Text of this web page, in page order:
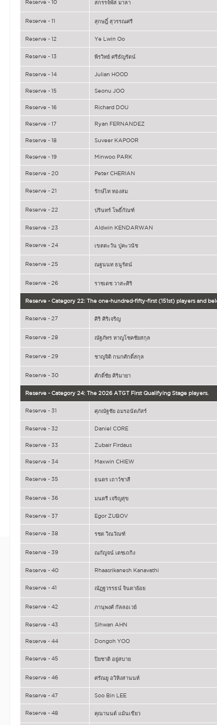
Reserve - 10 สกรรจ์พัส มาลา
Reserve - 11 สุกษฎิ์ สุวรรณศรี
Reserve - 12 Ye Lwin Oo
Reserve - 13 พีรวิทย์ ศรีธัญรัตน์
Reserve - 14 Julian HOOD
Reserve - 15 Seonu JOO
Reserve - 16 Richard DOU
Reserve - 17 Ryan FERNANDEZ
Reserve - 18 Suveer KAPOOR
Reserve - 19 Minwoo PARK
Reserve - 20 Peter CHERIAN
Reserve - 21 รักษ์ไท ทองสม
Reserve - 22 ปรินทร์ โพธิ์กัณฑ์
Reserve - 23 Aldwin KENDARWAN
Reserve - 24 เขตตะวัน ปูคะวนัช
Reserve - 25 ณฐนนท ธนูรัตน์
Reserve - 26 ราชเดช วาสะศิริ
Reserve - Category 22: The one-hundred-fifty-first (151st) players and
Reserve - 27 ศิริ ศิริเจริญ
Reserve - 28 ณัฐภัทร หาญโชคชัยสกุล
Reserve - 29 ชาญจิติ กนกศักดิ์สกุล
Reserve - 30 ศักดิ์ชัย ศิริมายา
Reserve - Category 24: The 2026 ATGT First Qualifying Stage players.
Reserve - 31 ศุภณัฐชัย อมรอนัตภัสร์
Reserve - 32 Daniel CORE
Reserve - 33 Zubair Firdaus
Reserve - 34 Maxwin CHIEW
Reserve - 35 ธนดร เถาว์ชาสี
Reserve - 36 มนตรี เจริญสุข
Reserve - 37 Egor ZUBOV
Reserve - 38 รชต วิณวัณฑ์
Reserve - 39 ณกัญจน์ เตชเถกิง
Reserve - 40 Rhaasrikanesh Kanavathi
Reserve - 41 ณัฏฐวรรธน์ จินดาย้อย
Reserve - 42 ภานุพงศ์ กัลลอเวย์
Reserve - 43 Sihwan AHN
Reserve - 44 Dongoh YOO
Reserve - 45 ปิยชาติ อยู่สบาย
Reserve - 46 ศรัณยู อวิหิงสานนท์
Reserve - 47 Soo Bin LEE
Reserve - 48 คุณานนต์ แม้นเขียว